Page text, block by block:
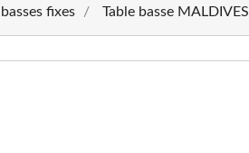
fixes Table basse MALDIVES